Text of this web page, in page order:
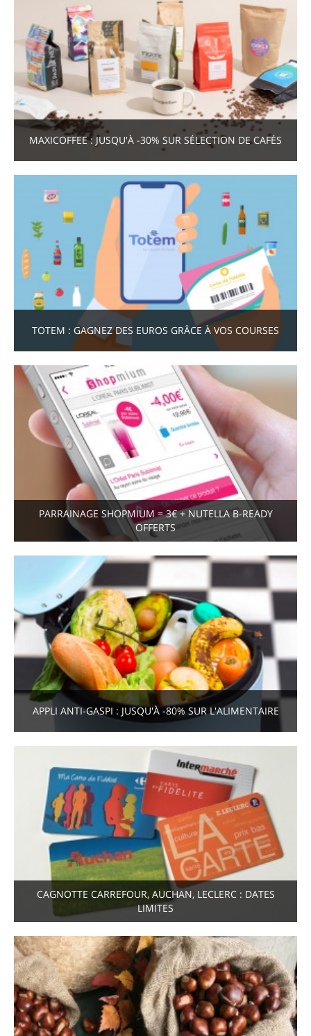
MAXICOFFEE : JUSQU'À -30% SUR SÉLECTION DE CAFÉS
TOTEM : GAGNEZ DES EUROS GRÂCE À VOS COURSES
PARRAINAGE SHOPMIUM = 3€ + NUTELLA B-READY
OFFERTS
APPLI ANTI-GASPI : JUSQU'À -80% SUR L'ALIMENTAIRE
CAGNOTTE CARREFOUR, AUCHAN, LECLERC : DATES
LIMITES